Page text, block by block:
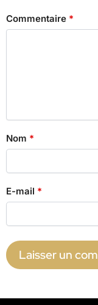
Commentaire *
Nom *
E-mail *